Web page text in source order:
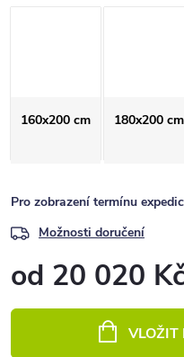
160x200 cm 180x200 cm
Pro zobrazení termínu
Možnosti doručení
od 20 020
VLOŽIT